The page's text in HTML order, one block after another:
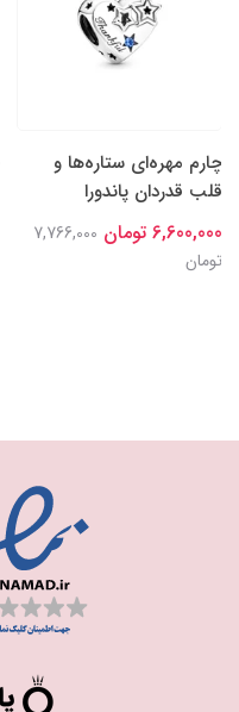
چارم مهره‌ای ستاره‌ها و
قلب قدردان پاندورا
6,600,000 تومان
7,766,000
تومان